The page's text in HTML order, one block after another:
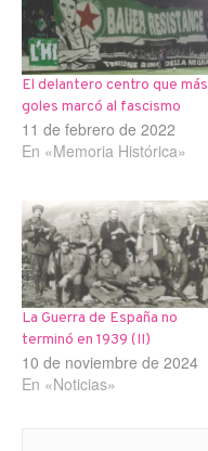
El delantero centro que más
goles marcó al fascismo
11 de febrero de 2022
En «Memoria Histórica»
La Guerra de España no
terminó en 1939 (II)
10 de noviembre de 2024
En «Noticias»